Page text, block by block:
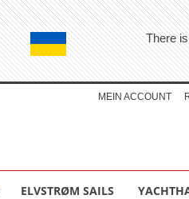
There
MEIN ACCOUNT
ELVSTRØM SAILS